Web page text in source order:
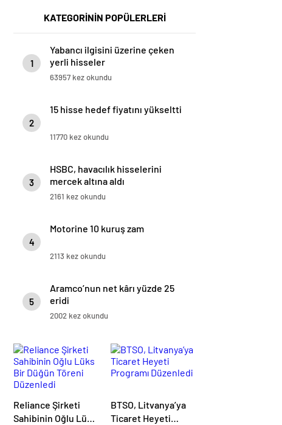
KATEGORİNİN POPÜLERLERİ
1
Yabancı ilgisini üzerine çeken
yerli hisseler
63957 kez okundu
2
15 hisse hedef fiyatını yükseltti
11770 kez okundu
3
HSBC, havacılık hisselerini
mercek altına aldı
2161 kez okundu
4
Motorine 10 kuruş zam
2113 kez okundu
5
Aramco’nun net kârı yüzde 25
eridi
2002 kez okundu
Reliance Şirketi
Sahibinin Oğlu Lüks
BTSO, Litvanya’ya
Ticaret Heyeti